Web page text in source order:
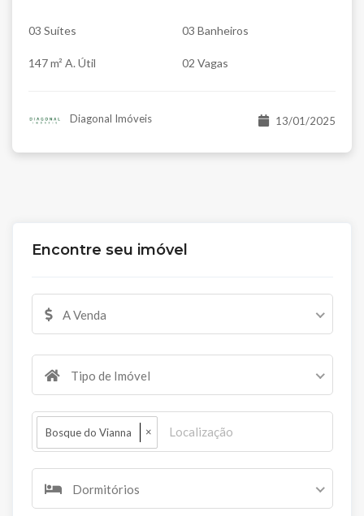
Encontre seu imóvel
A Venda
Tipo de Imóvel
Bosque do Vianna ×
Dormitórios
03 Suítes 03 Banheiros
147 m² A. Útil 02 Vagas
Diagonal Imóveis 13/01/2025